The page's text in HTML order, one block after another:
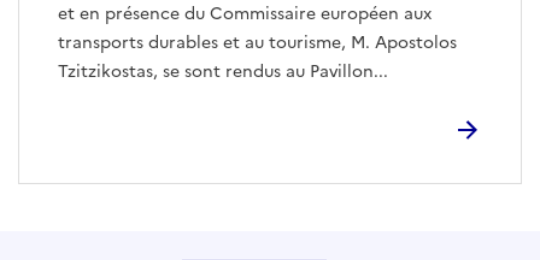
et en présence du Commissaire européen aux
transports durables et au tourisme, M. Apostolos
Tzitzikostas, se sont rendus au Pavillon...